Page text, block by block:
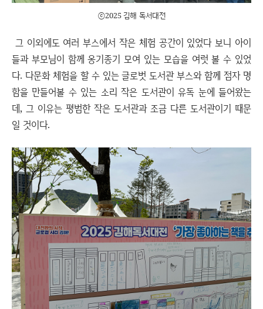
ⓒ2025 김해 독서대전
그 이외에도 여러 부스에서 작은 체험 공간이 있었다 보니 아이
들과 부모님이 함께 옹기종기 모여 있는 모습을 여럿 볼 수 있었
다. 다문화 체험을 할 수 있는 글로벗 도서관 부스와 함께 점자 명
함을 만들어볼 수 있는 소리 작은 도서관이 유독 눈에 들어왔는
데, 그 이유는 평범한 작은 도서관과 조금 다른 도서관이기 때문
일 것이다.